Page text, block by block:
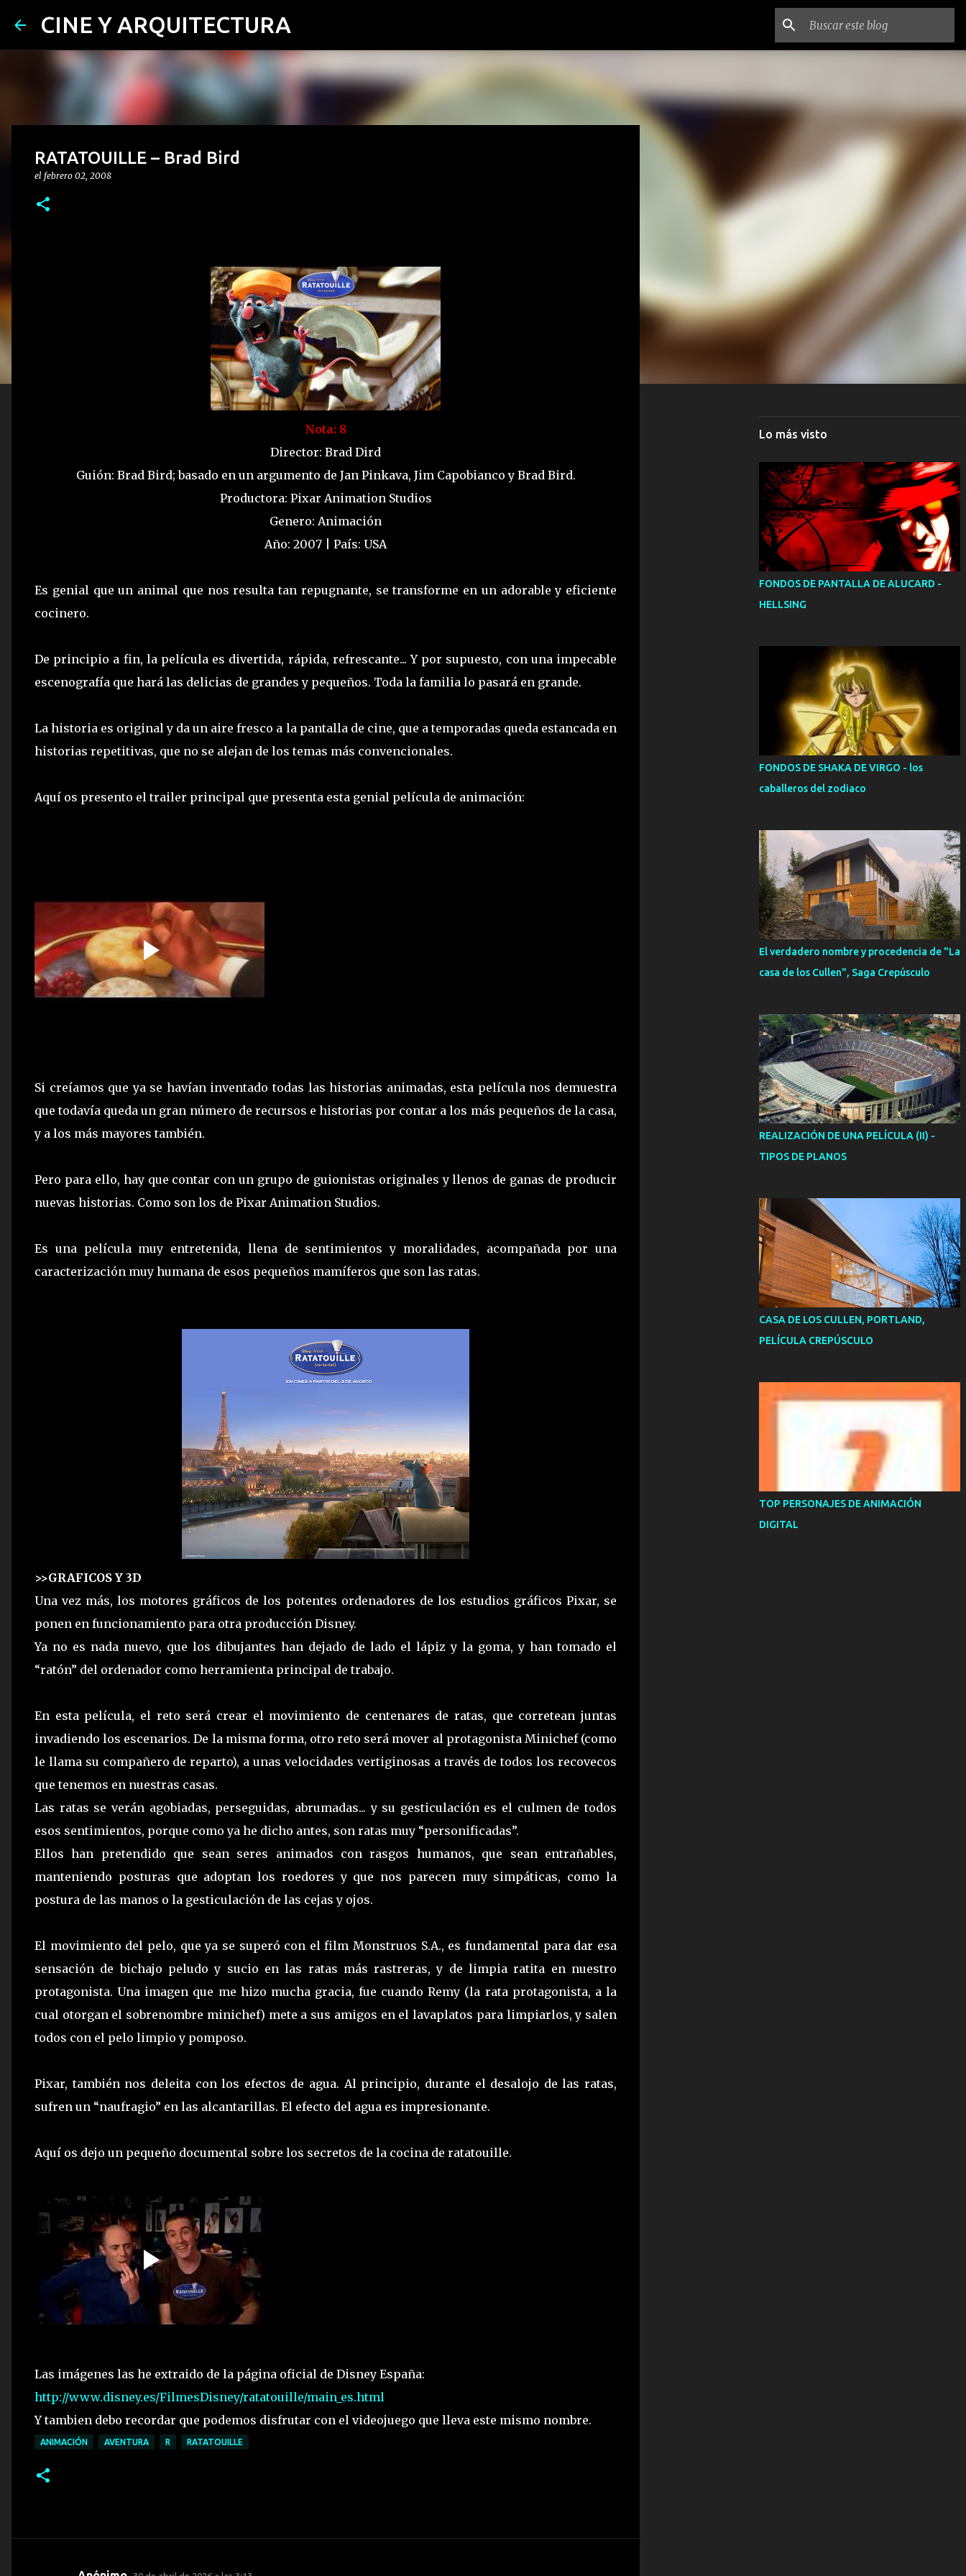
CINE Y ARQUITECTURA
RATATOUILLE – Brad Bird
el febrero 02, 2008
Nota: 8
Director: Brad Dird
Guión: Brad Bird; basado en un argumento de Jan Pinkava, Jim Capobianco y Brad Bird.
Productora: Pixar Animation Studios
Genero: Animación
Año: 2007 | País: USA
Es genial que un animal que nos resulta tan repugnante, se transforme en un adorable y eficiente
cocinero.
De principio a fin, la película es divertida, rápida, refrescante... Y por supuesto, con una impecable
escenografía que hará las delicias de grandes y pequeños. Toda la familia lo pasará en grande.
La historia es original y da un aire fresco a la pantalla de cine, que a temporadas queda estancada en
historias repetitivas, que no se alejan de los temas más convencionales.
Aquí os presento el trailer principal que presenta esta genial película de animación:
Si creíamos que ya se havían inventado todas las historias animadas, esta película nos demuestra
que todavía queda un gran número de recursos e historias por contar a los más pequeños de la casa,
y a los más mayores también.
Pero para ello, hay que contar con un grupo de guionistas originales y llenos de ganas de producir
nuevas historias. Como son los de Pixar Animation Studios.
Es una película muy entretenida, llena de sentimientos y moralidades, acompañada por una
caracterización muy humana de esos pequeños mamíferos que son las ratas.
>>GRAFICOS Y 3D
Una vez más, los motores gráficos de los potentes ordenadores de los estudios gráficos Pixar, se
ponen en funcionamiento para otra producción Disney.
Ya no es nada nuevo, que los dibujantes han dejado de lado el lápiz y la goma, y han tomado el
“ratón” del ordenador como herramienta principal de trabajo.
En esta película, el reto será crear el movimiento de centenares de ratas, que corretean juntas
invadiendo los escenarios. De la misma forma, otro reto será mover al protagonista Minichef (como
le llama su compañero de reparto), a unas velocidades vertiginosas a través de todos los recovecos
que tenemos en nuestras casas.
Las ratas se verán agobiadas, perseguidas, abrumadas... y su gesticulación es el culmen de todos
esos sentimientos, porque como ya he dicho antes, son ratas muy “personificadas”.
Ellos han pretendido que sean seres animados con rasgos humanos, que sean entrañables,
manteniendo posturas que adoptan los roedores y que nos parecen muy simpáticas, como la
postura de las manos o la gesticulación de las cejas y ojos.
El movimiento del pelo, que ya se superó con el film Monstruos S.A., es fundamental para dar esa
sensación de bichajo peludo y sucio en las ratas más rastreras, y de limpia ratita en nuestro
protagonista. Una imagen que me hizo mucha gracia, fue cuando Remy (la rata protagonista, a la
cual otorgan el sobrenombre minichef) mete a sus amigos en el lavaplatos para limpiarlos, y salen
todos con el pelo limpio y pomposo.
Pixar, también nos deleita con los efectos de agua. Al principio, durante el desalojo de las ratas,
sufren un “naufragio” en las alcantarillas. El efecto del agua es impresionante.
Aquí os dejo un pequeño documental sobre los secretos de la cocina de ratatouille.
Las imágenes las he extraido de la página oficial de Disney España:
http://www.disney.es/FilmesDisney/ratatouille/main_es.html
Y tambien debo recordar que podemos disfrutar con el videojuego que lleva este mismo nombre.
ANIMACIÓN AVENTURA R RATATOUILLE
Lo más visto
FONDOS DE PANTALLA DE ALUCARD -
HELLSING
FONDOS DE SHAKA DE VIRGO - los
caballeros del zodiaco
El verdadero nombre y procedencia de "La
casa de los Cullen", Saga Crepúsculo
REALIZACIÓN DE UNA PELÍCULA (II) -
TIPOS DE PLANOS
CASA DE LOS CULLEN, PORTLAND,
PELÍCULA CREPÚSCULO
TOP PERSONAJES DE ANIMACIÓN
DIGITAL